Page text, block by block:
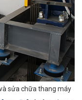
sửa chữa thang máy